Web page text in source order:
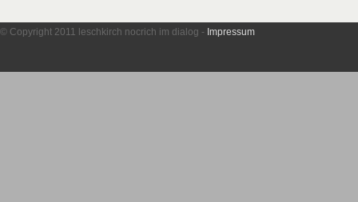
© Copyright 2011 leschkirch nocrich im dialog - Impressum